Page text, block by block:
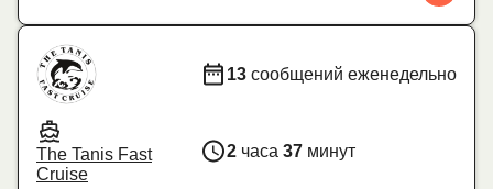
The Tanis Fast
Cruise
13 сообщений еженедельно
2 часа 37 минут